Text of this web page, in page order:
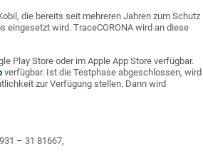
die bereits seit mehreren Jahren zum Schutz
wird. TraceCORONA wird an diese
Play Store oder im Apple App Store verfügbar.
verfügbar. Ist die Testphase abgeschlossen, wird
zur Verfügung stellen. Dann wird
– 31 81667,